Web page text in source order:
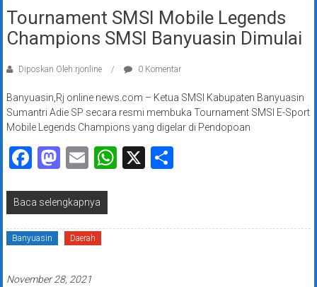
Tournament SMSI Mobile Lege­nds
Cha­mpions SMSI Banyuasin Dimulai
Diposkan Oleh:rjonline 0 Komentar
Banyuasin,Rj online news.com – Ketua SMSI Kabupaten Banyu­a­sin
Sumantri Adie SP secara resmi memb­uka Tournament SMSI E-Sport
Mo­bile Legen­ds Champio­ns yang digelar di Pendopoan
Facebook
Mastodon
EmailWhatsApp
X Share
Baca selengkapnya
Banyuasin Daerah
November 28, 2021